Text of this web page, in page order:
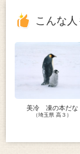
こんな
美冷 凍の本だな
（埼玉県 高３）